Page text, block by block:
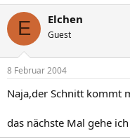
E Elchen
Guest
8 Februar 2004
Naja,der Schnitt kommt
das nächste Mal gehe